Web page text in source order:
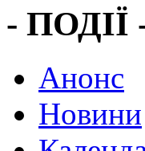
- ПОДІЇ
Анонс
Новини